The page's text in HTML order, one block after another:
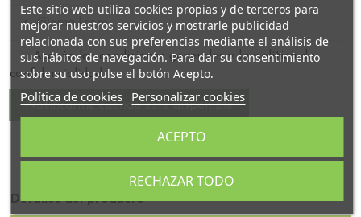
Acepto las condiciones generales y la política de
confidencialidad
Detalles del producto
Este sitio web utiliza cookies propias y de terceros para
mejorar nuestros servicios y mostrarle publicidad
relacionada con sus preferencias mediante el análisis de
sus hábitos de navegación. Para dar su consentimiento
sobre su uso pulse el botón Acepto.
Política de cookies Personalizar cookies
RECHAZAR TODO
ACEPTO